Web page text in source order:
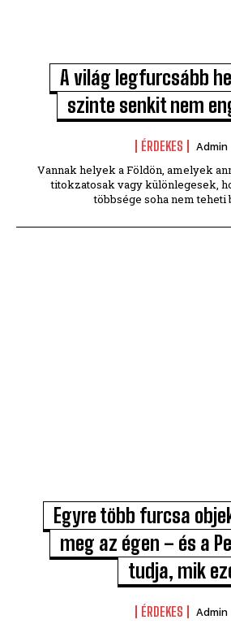
A világ legfurcsább
szinte senkit nem
ÉRDEKES Admin
Vannak helyek a Földön, amelyek
titokzatosak vagy különlegesek,
többsége soha nem teheti
Egyre több furcsa
meg az égen – és a
tudja, mik
ÉRDEKES Admin